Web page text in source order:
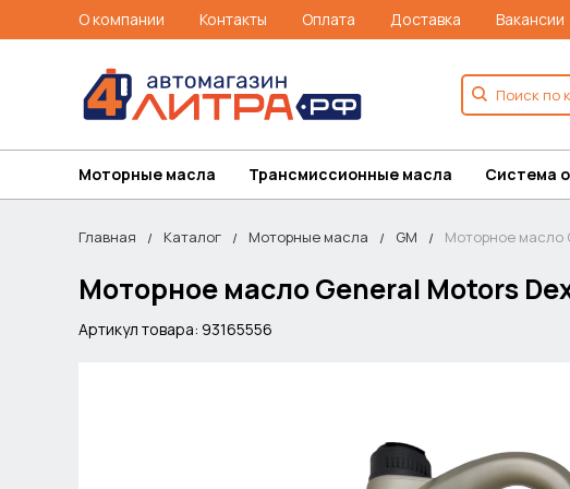
О компании Контакты Оплата Доставка Вакансии
Моторные масла Трансмиссионные масла Система
Главная Каталог Моторные масла GM Моторное масло
Моторное масло General Motors
Артикул товара: 93165556